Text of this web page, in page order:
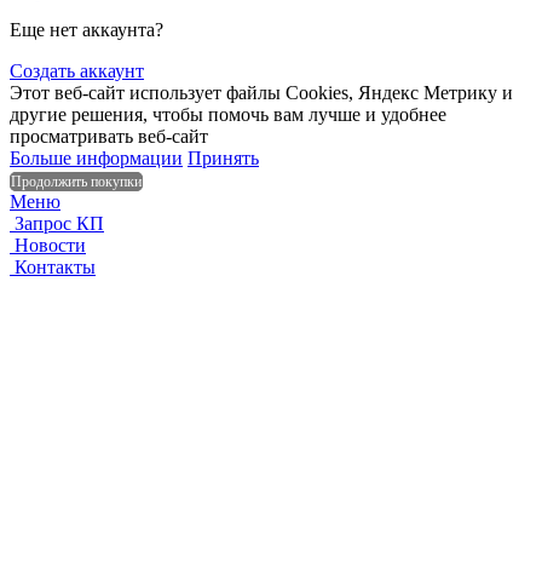
Еще нет аккаунта?
Создать аккаунт
Этот веб-сайт использует файлы Cookies, Яндекс Метрику и
другие решения, чтобы помочь вам лучше и удобнее
просматривать веб-сайт
Больше информации Принять
Продолжить покупки
Меню
Запрос КП
Новости
Контакты